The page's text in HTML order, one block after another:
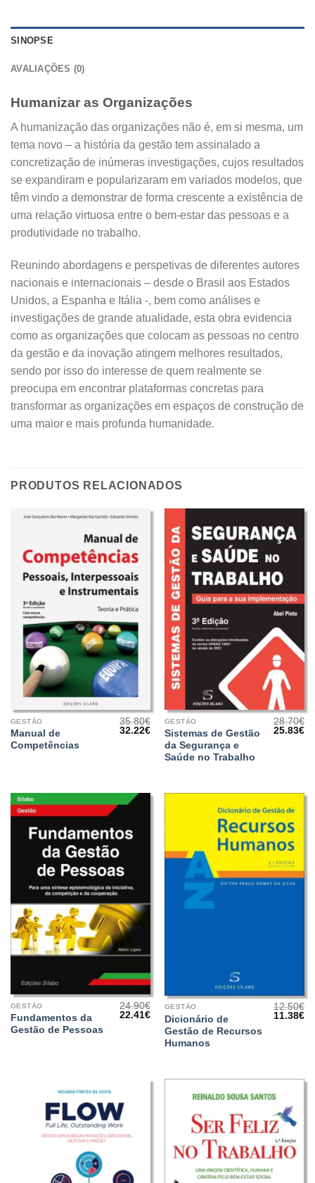
SINOPSE
AVALIAÇÕES (0)
Humanizar as Organizações
A humanização das organizações não é, em si mesma, um
tema novo – a história da gestão tem assinalado a
concretização de inúmeras investigações, cujos resultados
se expandiram e popularizaram em variados modelos, que
têm vindo a demonstrar de forma crescente a existência de
uma relação virtuosa entre o bem-estar das pessoas e a
produtividade no trabalho.
Reunindo abordagens e perspetivas de diferentes autores
nacionais e internacionais – desde o Brasil aos Estados
Unidos, a Espanha e Itália -, bem como análises e
investigações de grande atualidade, esta obra evidencia
como as organizações que colocam as pessoas no centro
da gestão e da inovação atingem melhores resultados,
sendo por isso do interesse de quem realmente se
preocupa em encontrar plataformas concretas para
transformar as organizações em espaços de construção de
uma maior e mais profunda humanidade.
PRODUTOS RELACIONADOS
GESTÃO
Manual de
Competências
35.80€
O
32.22€O
preço
atual
GESTÃO
Sistemas de Gestão
da Segurança e
Saúde no Trabalho
28.70€
O
25.83€O
GESTÃO
Fundamentos da
Gestão de Pessoas
24.90€
O
22.41€O
preço
atual
GESTÃO
Dicionário de
Gestão de Recursos
Humanos
12.50€
O
11.38€O